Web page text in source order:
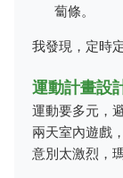
蔔條。
我發現，定時
運動計畫設
運動要多元，
兩天室內遊戲
意別太激烈，